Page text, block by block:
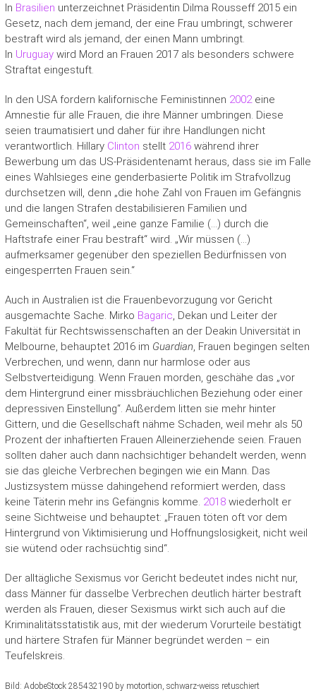
In Brasilien unterzeichnet Präsidentin Dilma Rousseff 2015 ein
Gesetz, nach dem jemand, der eine Frau umbringt, schwerer
bestraft wird als jemand, der einen Mann umbringt.
In Uruguaywird Mord an Frauen 2017 als besonders schwere
Straftat eingestuft.
In den USA fordern kalifornische Feministinnen 2002eine
Amnestie für alle Frauen, die ihre Männer umbringen. Diese
seien traumatisiert und daher für ihre Handlungen nicht
verantwortlich. Hillary Clinton stellt 2016während ihrer
Bewerbung um das US-Präsidentenamt heraus, dass sie im Falle
eines Wahlsieges eine genderbasierte Politik im Strafvollzug
durchsetzen will, denn „die hohe Zahl von Frauen im Gefängnis
und die langen Strafen destabilisieren Familien und
Gemeinschaften“, weil „eine ganze Familie (…) durch die
Haftstrafe einer Frau bestraft“ wird. „Wir müssen (…)
aufmerksamer gegenüber den speziellen Bedürfnissen von
eingesperrten Frauen sein.“
Auch in Australien ist die Frauenbevorzugung vor Gericht
ausgemachte Sache. Mirko Bagaric, Dekan und Leiter der
Fakultät für Rechtswissenschaften an der Deakin Universität in
Melbourne, behauptet 2016 im Guardian, Frauen begingen selten
Verbrechen, und wenn, dann nur harmlose oder aus
Selbstverteidigung. Wenn Frauen morden, geschähe das „vor
dem Hintergrund einer missbräuchlichen Beziehung oder einer
depressiven Einstellung“. Außerdem litten sie mehr hinter
Gittern, und die Gesellschaft nähme Schaden, weil mehr als 50
Prozent der inhaftierten Frauen Alleinerziehende seien. Frauen
sollten daher auch dann nachsichtiger behandelt werden, wenn
sie das gleiche Verbrechen begingen wie ein Mann. Das
Justizsystem müsse dahingehend reformiert werden, dass
keine Täterin mehr ins Gefängnis komme. 2018wiederholt er
seine Sichtweise und behauptet: „Frauen töten oft vor dem
Hintergrund von Viktimisierung und Hoffnungslosigkeit, nicht weil
sie wütend oder rachsüchtig sind“.
Der alltägliche Sexismus vor Gericht bedeutet indes nicht nur,
dass Männer für dasselbe Verbrechen deutlich härter bestraft
werden als Frauen, dieser Sexismus wirkt sich auch auf die
Kriminalitätsstatistik aus, mit der wiederum Vorurteile bestätigt
und härtere Strafen für Männer begründet werden – ein
Teufelskreis.
Bild: AdobeStock 285432190 by motortion, schwarz-weiss retuschiert